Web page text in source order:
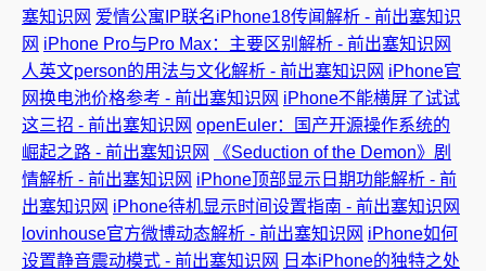
塞知识网 爱情公寓IP联名iPhone18传闻解析 - 前出塞知识
网 iPhone Pro与Pro Max：主要区别解析 - 前出塞知识网
人英文person的用法与文化解析 - 前出塞知识网 iPhone官
网换电池价格参考 - 前出塞知识网 iPhone不能横屏了试试
这三招 - 前出塞知识网 openEuler：国产开源操作系统的
崛起之路 - 前出塞知识网
《Seduction of the Demon》剧
情解析 - 前出塞知识网 iPhone顶部显示日期功能解析 - 前
出塞知识网 iPhone待机显示时间设置指南 - 前出塞知识网
lovinhouse官方微博动态解析 - 前出塞知识网 iPhone如何
设置静音震动模式 - 前出塞知识网
日本iPhone的独特之处